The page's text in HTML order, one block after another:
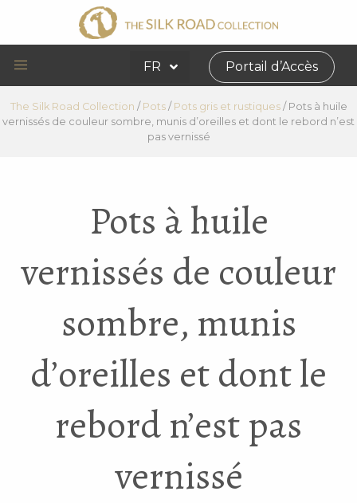
FR Portail d’Accès
The Silk Road Collection / Pots/ Pots gris et rustiques/ Pots à huile
vernissés de couleur sombre, munis d’oreilles et dont le rebord n’est
pas vernissé
Pots à huile
vernissés de couleur
sombre, munis
d’oreilles et dont le
rebord n’est pas
vernissé